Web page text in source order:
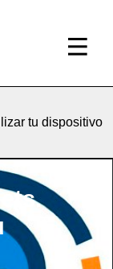
tu dispositivo